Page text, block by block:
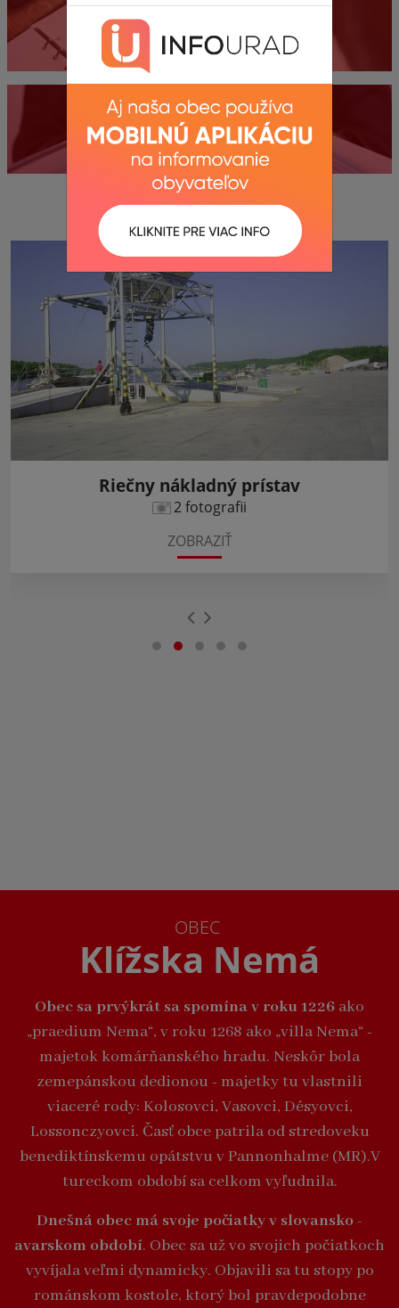
Dokumenty
Fotogaléria
Riečny nákladný prístav
2 fotografii
ZOBRAZIŤ
OBEC
Klížska Nemá
Obec sa prvýkrát sa spomína v roku 1226 ako
„praedium Nema“, v roku 1268 ako „villa Nema“ -
majetok komárňanského hradu. Neskôr bola
zemepánskou dedionou - majetky tu vlastnili
viaceré rody: Kolosovci, Vasovci, Désyovci,
Lossonczyovci. Časť obce patrila od stredoveku
benediktínskemu opátstvu v Pannonhalme (MR).V
tureckom období sa celkom vyľudnila.
Dnešná obec má svoje počiatky v slovansko -
avarskom období. Obec sa už vo svojich počiatkoch
vyvíjala veľmi dynamicky. Objavili sa tu stopy po
románskom kostole, ktorý bol pravdepodobne